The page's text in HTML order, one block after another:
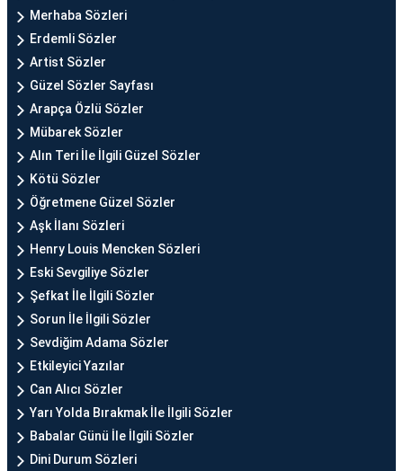
Merhaba Sözleri
Erdemli Sözler
Artist Sözler
Güzel Sözler Sayfası
Arapça Özlü Sözler
Mübarek Sözler
Alın Teri İle İlgili Güzel Sözler
Kötü Sözler
Öğretmene Güzel Sözler
Aşk İlanı Sözleri
Henry Louis Mencken Sözleri
Eski Sevgiliye Sözler
Şefkat İle İlgili Sözler
Sorun İle İlgili Sözler
Sevdiğim Adama Sözler
Etkileyici Yazılar
Can Alıcı Sözler
Yarı Yolda Bırakmak İle İlgili Sözler
Babalar Günü İle İlgili Sözler
Dini Durum Sözleri